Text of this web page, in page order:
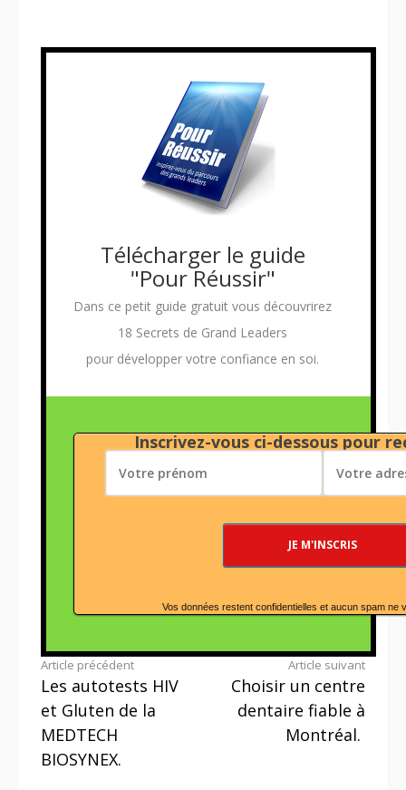
Télécharger le guide
"Pour Réussir"
Dans ce petit guide gratuit vous découvrirez
18 Secrets de Grand Leaders
pour développer votre confiance en soi.
Inscrivez-vous ci-dessous pour
Vos données restent confidentielles et aucun spam ne
Lire
la
suite
Article précédent
Les autotests HIV
et Gluten de la
MEDTECH
BIOSYNEX.
Article suivant
Choisir un centre
dentaire fiable à
Montréal.